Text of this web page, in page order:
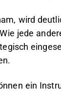
wird
jede
ein